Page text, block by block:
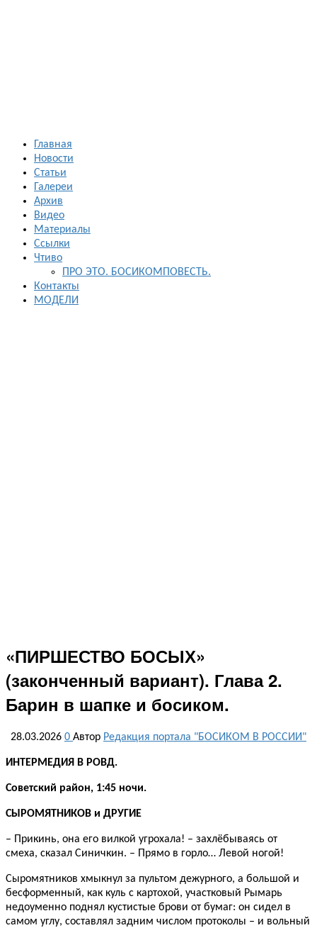
Главная
Новости
Статьи
Галереи
Архив
Видео
Материалы
Ссылки
Чтиво
ПРО ЭТО. БОСИКОМПОВЕСТЬ.
Контакты
МОДЕЛИ
«ПИРШЕСТВО БОСЫХ»
(законченный вариант). Глава 2.
Барин в шапке и босиком.
28.03.2026 0 Автор Редакция портала "БОСИКОМ В РОССИИ"
ИНТЕРМЕДИЯ В РОВД.
Советский район, 1:45 ночи.
СЫРОМЯТНИКОВ и ДРУГИЕ
– Прикинь, она его вилкой угрохала! – захлёбываясь от
смеха, сказал Синичкин. – Прямо в горло… Левой ногой!
Сыромятников хмыкнул за пультом дежурного, а большой и
бесформенный, как куль с картохой, участковый Рымарь
недоуменно поднял кустистые брови от бумаг: он сидел в
самом углу, составлял задним числом протоколы – и вольный